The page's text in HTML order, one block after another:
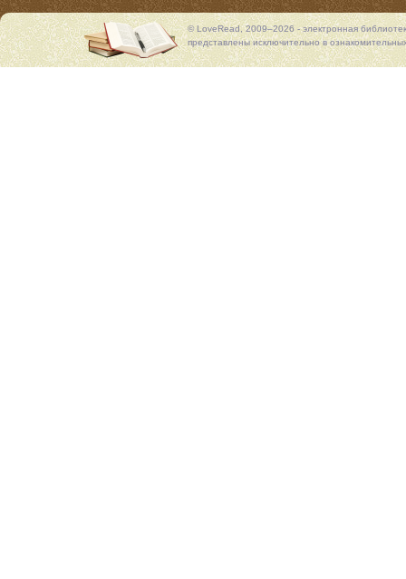
© LoveRead, 2009–2026 - электронная
представлены исключительно в